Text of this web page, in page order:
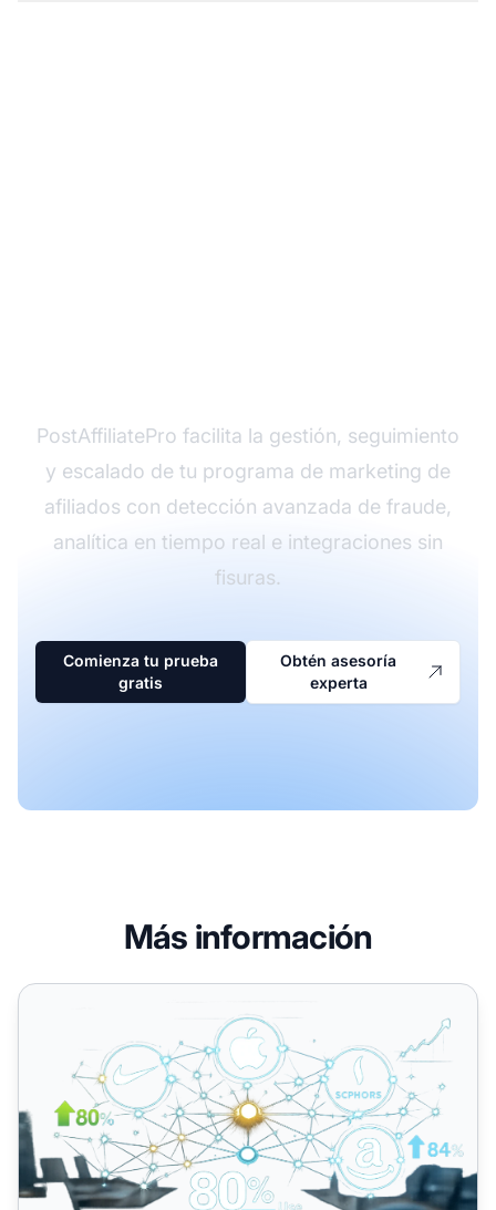
PostAffiliatePro facilita la gestión, seguimiento
y escalado de tu programa de marketing de
afiliados con detección avanzada de fraude,
analítica en tiempo real e integraciones sin
fisuras.
Comienza tu prueba
gratis
Obtén asesoría
experta
Más información
Más del 80% de las marcas usan el marketing de